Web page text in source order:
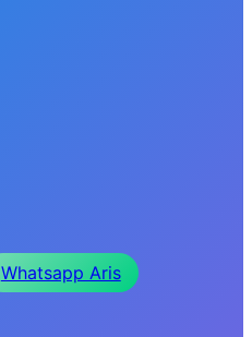
Whatsapp Aris